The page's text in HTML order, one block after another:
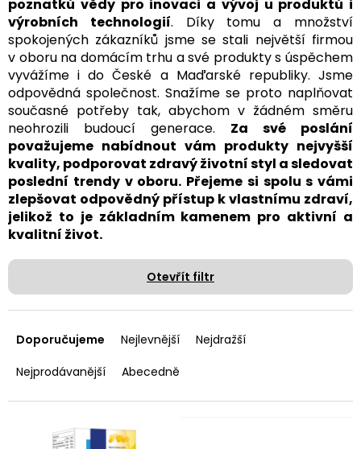
poznatků vědy pro inovaci a vývoj u produktů i
výrobních technologií. Díky tomu a množství
spokojených zákazníků jsme se stali největší firmou
v oboru na domácím trhu a své produkty s úspěchem
vyvážíme i do České a Maďarské republiky. Jsme
odpovědná společnost. Snažíme se proto naplňovat
současné potřeby tak, abychom v žádném směru
neohrozili budoucí generace. Za své poslání
považujeme nabídnout vám produkty nejvyšší
kvality, podporovat zdravý životní styl a sledovat
poslední trendy v oboru. Přejeme si spolu s vámi
zlepšovat odpovědný přístup k vlastnímu zdraví,
jelikož to je základním kamenem pro aktivní a
kvalitní život.
Otevřít filtr
a
e
í
Doporučujeme Nejlevnější
Nejdražší
Nejprodávanější
Abecedně